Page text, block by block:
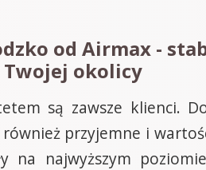
od Airmax -
Twojej okolicy
są zawsze klienci.
przyjemne i
na najwyższym